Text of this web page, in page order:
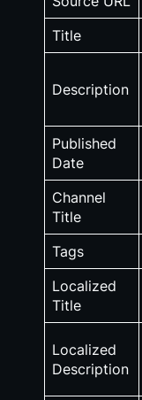
Title
Description
Published
Date
Channel
Title
Tags
Localized
Title
Localized
Description